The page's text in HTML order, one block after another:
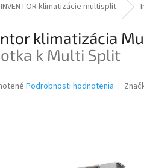
INVENTOR klimatizácie multisplit
klimatizácia
k Multi Split
Podrobnosti hodnotenia